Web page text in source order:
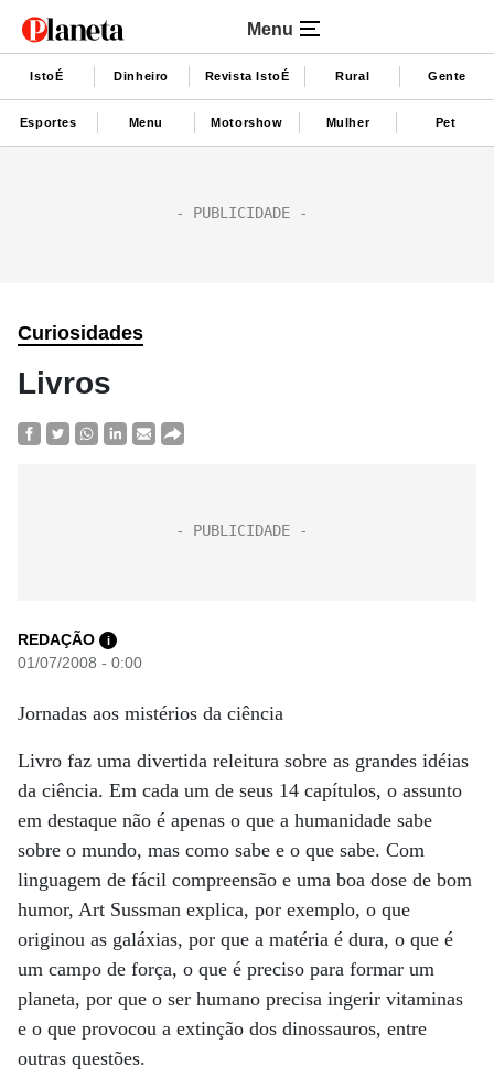
Menu
IstoÉ Dinheiro Revista IstoÉ Rural Gente
Esportes Menu Motorshow Mulher Pet
Curiosidades
Livros
REDAÇÃO i
01/07/2008 - 0:00
Jornadas aos mistérios da ciência
Livro faz uma divertida releitura sobre as grandes idéias
da ciência. Em cada um de seus 14 capítulos, o assunto
em destaque não é apenas o que a humanidade sabe
sobre o mundo, mas como sabe e o que sabe. Com
linguagem de fácil compreensão e uma boa dose de bom
humor, Art Sussman explica, por exemplo, o que
originou as galáxias, por que a matéria é dura, o que é
um campo de força, o que é preciso para formar um
planeta, por que o ser humano precisa ingerir vitaminas
e o que provocou a extinção dos dinossauros, entre
outras questões.